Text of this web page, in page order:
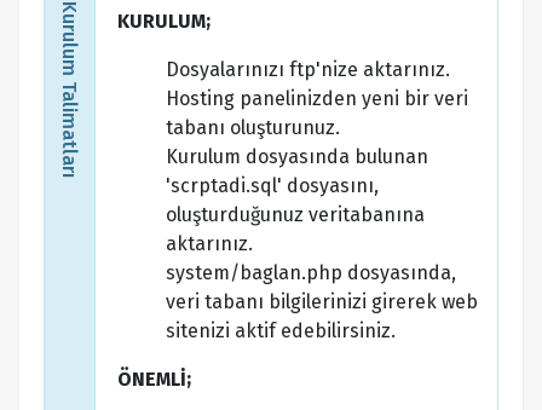
Kurulum Talimatları KURULUM;
Dosyalarınızı ftp'nize aktarınız.
Hosting panelinizden yeni bir veri
tabanı oluşturunuz.
Kurulum dosyasında bulunan
'scrptadi.sql' dosyasını,
oluşturduğunuz veritabanına
aktarınız.
system/baglan.php dosyasında,
veri tabanı bilgilerinizi girerek web
sitenizi aktif edebilirsiniz.
ÖNEMLİ;